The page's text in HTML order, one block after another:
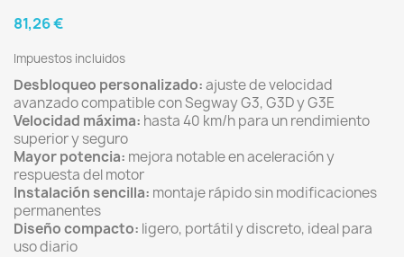
81,26 €
Impuestos incluidos
Desbloqueo personalizado:ajuste de velocidad
avanzado compatible con Segway G3, G3D y G3E
Velocidad máxima: hasta 40 km/h para un rendimiento
superior y seguro
Mayor potencia: mejora notable en aceleración y
respuesta del motor
Instalación sencilla: montaje rápido sin modificaciones
permanentes
Diseño compacto: ligero, portátil y discreto, ideal para
uso diario